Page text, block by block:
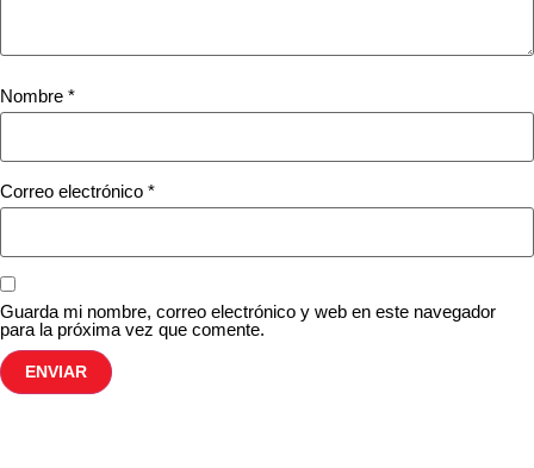
Nombre *
Correo electrónico *
Guarda mi nombre, correo electrónico y web en este navegador
para la próxima vez que comente.